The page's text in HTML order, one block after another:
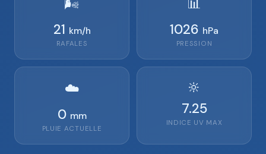
21 km/h
RAFALES
1026 hPa
PRESSION
☁️
0 mm
PLUIE ACTUELLE
🔆
7.25
INDICE UV MAX